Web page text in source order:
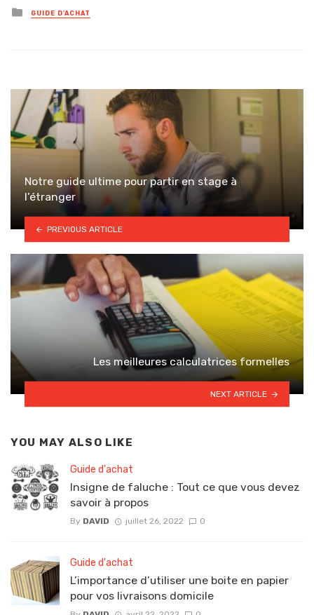
Posted
in
GUIDE D'ACHAT
Notre guide ultime pour partir en stage à
l’étranger
PREVIOUS ARTICLE
Les meilleures calculatrices formelles
NEXT ARTICLE
YOU MAY ALSO LIKE
Guide d'achat
Insigne de faluche : Tout ce que vous devez
savoir à propos
By DAVID juillet 26, 2022 0
Guide d'achat
L’importance d’utiliser une boite en papier
pour vos livraisons domicile